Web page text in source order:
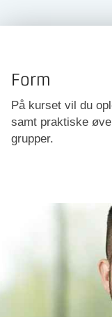
Form
På kurset vil du
samt praktiske
grupper.